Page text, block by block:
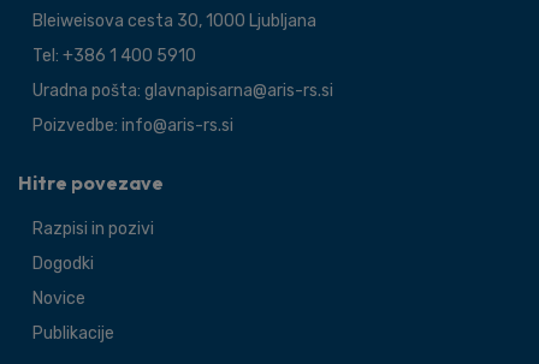
Bleiweisova cesta 30, 1000 Ljubljana
Tel: +386 1 400 5910
Uradna pošta: glavnapisarna@aris-rs.si
Poizvedbe: info@aris-rs.si
Hitre povezave
Razpisi in pozivi
Dogodki
Novice
Publikacije